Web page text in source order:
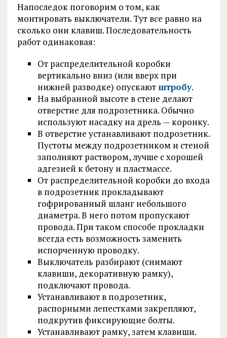
Напоследок поговорим о том, как
монтировать выключатели. Тут все равно на
сколько они клавиш. Последовательность
работ одинаковая:
От распределительной коробки
вертикально вниз (или вверх при
нижней разводке) опускают штробу.
На выбранной высоте в стене делают
отверстие для подрозетника. Обычно
используют насадку на дрель — коронку.
В отверстие устанавливают подрозетник.
Пустоты между подрозетником и стеной
заполняют раствором, лучше с хорошей
адгезией к бетону и пластмассе.
От распределительной коробки до входа
в подрозетник прокладывают
гофрированный шланг небольшого
диаметра. В него потом пропускают
провода. При таком способе прокладки
всегда есть возможность заменить
испорченную проводку.
Выключатель разбирают (снимают
клавиши, декоративную рамку),
подключают провода.
Устанавливают в подрозетник,
распорными лепестками закрепляют,
подкрутив фиксирующие болты.
Устанавливают рамку, затем клавиши.